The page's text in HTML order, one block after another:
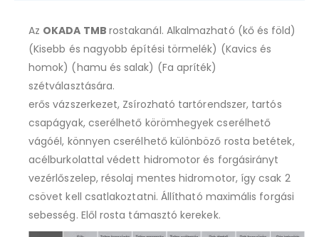
Az OKADA TMB rostakanál. Alkalmazható (kő és föld)
(Kisebb és nagyobb építési törmelék) (Kavics és
homok) (hamu és salak) (Fa apríték)
szétválasztására.
erős vázszerkezet, Zsírozható tartórendszer, tartós
csapágyak, cserélhető körömhegyek cserélhető
vágóél, könnyen cserélhető különböző rosta betétek,
acélburkolattal védett hidromotor és forgásirányt
vezérlőszelep, résolaj mentes hidromotor, így csak 2
csövet kell csatlakoztatni. Állítható maximális forgási
sebesség. Elől rosta támasztó kerekek.